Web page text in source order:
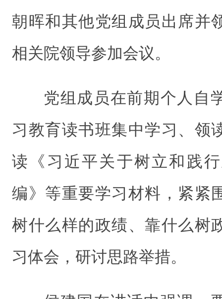
朝晖和其他党组成员出席并
相关院领导参加会议。
党组成员在前期个人自
习教育读书班集中学习、领
读《习近平关于树立和践
编》等重要学习材料，紧紧
树什么样的政绩、靠什么树
习体会，研讨思路举措。